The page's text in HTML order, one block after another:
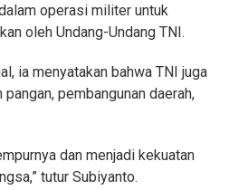
operasi militer untuk
oleh Undang-Undang TNI.
ia menyatakan bahwa TNI juga
pembangunan daerah,
dan menjadi kekuatan
tutur Subiyanto.